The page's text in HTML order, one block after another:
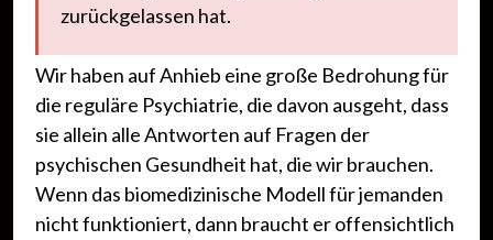
zurückgelassen hat.
Wir haben auf Anhieb eine große Bedrohung für
die reguläre Psychiatrie, die davon ausgeht, dass
sie allein alle Antworten auf Fragen der
psychischen Gesundheit hat, die wir brauchen.
Wenn das biomedizinische Modell für jemanden
nicht funktioniert, dann braucht er offensichtlich